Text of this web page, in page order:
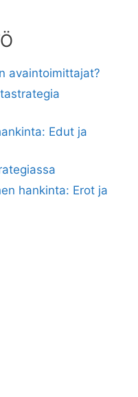
avaintoimittajat?
Edut ja
hankinta: Erot ja